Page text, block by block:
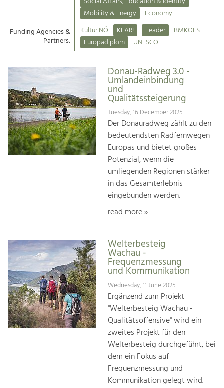
Suche
Impressum
Kontakt
Tourism
Offer Development and Positioning
Art & Culture
Crafts, Science and Research.
Social Affairs, Education
& Identity
Equality, Youth and Integration.
Climate Change, Public Transport and
Mobility & Energy
Economy
Funding Agencies &
Partners:
Kultur NÖ KLAR! Leader
BMKOES
Europadiplom
UNESCO
Donau-Radweg 3.0 -
Umlandeinbindung
und
Qualitätssteigerung
Tuesday, 16 December 2025
Der Donauradweg zählt zu den
bedeutendsten Radfernwegen
Europas und bietet großes
Potenzial, wenn die
umliegenden Regionen stärker
in das Gesamterlebnis
eingebunden werden.
read more »
Welterbesteig
Wachau -
Frequenzmessung
und Kommunikation
Wednesday, 11 June 2025
Ergänzend zum Projekt
"Welterbesteig Wachau -
Qualitätsoffensive" wird ein
zweites Projekt für den
Welterbesteig durchgeführt, bei
dem ein Fokus auf
Frequenzmessung und
Kommunikation gelegt wird.